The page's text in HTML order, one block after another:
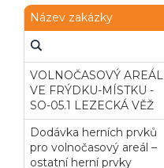
Název zakázky
VOLNOČASOVÝ AREÁL
VE FRÝDKU-MÍSTKU -
SO-05.1 LEZECKÁ VĚŽ
Dodávka herních prvků
pro volnočasový areál –
ostatní herní prvky